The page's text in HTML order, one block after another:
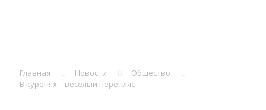
Главная Новости
Общество
В куренях – веселый перепляс